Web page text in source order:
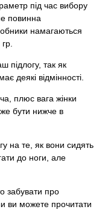
під час вибору
повинна
намагаються
підлогу, так як
деякі відмінності.
плюс вага жінки
бути нижче в
на те, як вони сидять
до ноги, але
забувати про
ви можете прочитати